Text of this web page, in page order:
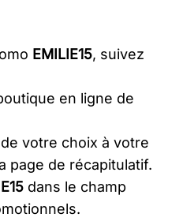
EMILIE15, suivez
en ligne de
votre choix à votre
page de récapitulatif.
dans le champ